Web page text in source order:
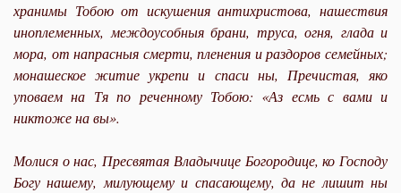
хранимы Тобою от искушения антихристова, нашествия
иноплеменных, междоусобныя брани, труса, огня, глада и
мора, от напрасныя смерти, пленения и раздоров семейных;
монашеское житие укрепи и спаси ны, Пречистая, яко
уповаем на Тя по реченному Тобою: «Аз есмь с вами и
никтоже на вы».
Молися о нас, Пресвятая Владычице Богородице, ко Господу
Богу нашему, милующему и спасающему, да не лишит ны